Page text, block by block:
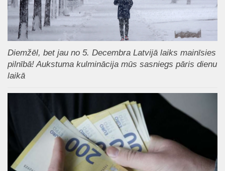
Diemžēl, bet jau no 5. Decembra Latvijā laiks mainīsies
pilnībā! Aukstuma kulminācija mūs sasniegs pāris dienu
laikā